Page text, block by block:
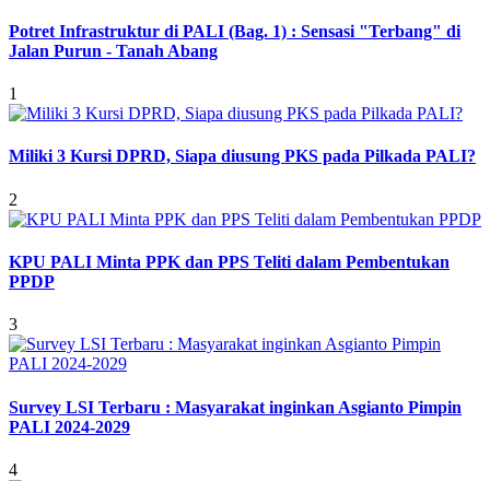
Potret Infrastruktur di PALI (Bag. 1) : Sensasi "Terbang" di
Jalan Purun - Tanah Abang
1
Miliki 3 Kursi DPRD, Siapa diusung PKS pada Pilkada PALI?
2
KPU PALI Minta PPK dan PPS Teliti dalam Pembentukan
PPDP
3
Survey LSI Terbaru : Masyarakat inginkan Asgianto Pimpin
PALI 2024-2029
4